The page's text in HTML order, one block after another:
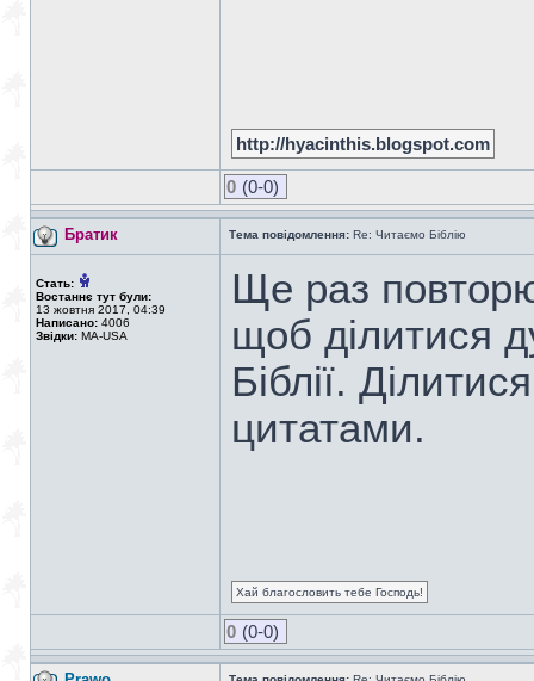
http://hyacinthis.blogspot.com
0 (0-0)
Братик Тема повідомлення: Re: Читаємо Біблію
Стать:
Востаннє тут були:
13 жовтня 2017, 04:39
Написано: 4006
Звідки: MA-USA
Ще раз
щоб ділитися
Біблії.
цитатами.
Хай благословить тебе Господь!
0 (0-0)